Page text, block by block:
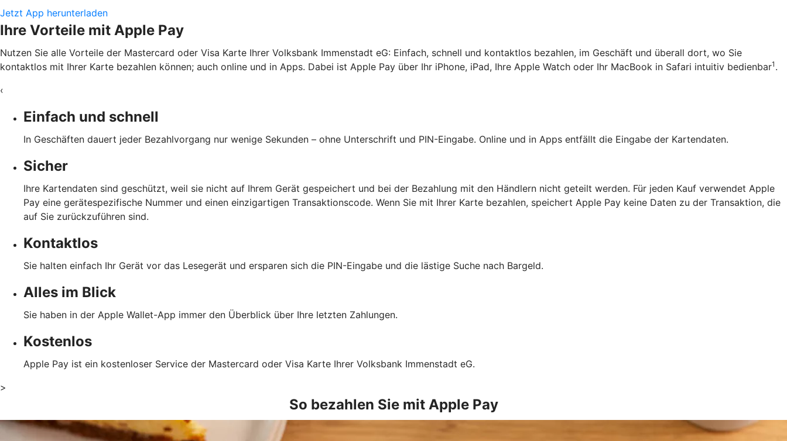
Jetzt App herunterladen
Ihre Vorteile mit Apple Pay
Nutzen Sie alle Vorteile der Mastercard oder Visa Karte Ihrer Volksbank Immenstadt eG: Einfach, schnell und kontaktlos bezahlen, im Geschäft und überall dort, wo Sie
kontaktlos mit Ihrer Karte bezahlen können; auch online und in Apps. Dabei ist Apple Pay über Ihr iPhone, iPad, Ihre Apple Watch oder Ihr MacBook in Safari intuitiv bedienbar1 .
‹
Einfach und schnell
In Geschäften dauert jeder Bezahlvorgang nur wenige Sekunden – ohne Unterschrift und PIN-Eingabe. Online und in Apps entfällt die Eingabe der Kartendaten.
Sicher
Ihre Kartendaten sind geschützt, weil sie nicht auf Ihrem Gerät gespeichert und bei der Bezahlung mit den Händlern nicht geteilt werden. Für jeden Kauf verwendet Apple
Pay eine gerätespezifische Nummer und einen einzigartigen Transaktionscode. Wenn Sie mit Ihrer Karte bezahlen, speichert Apple Pay keine Daten zu der Transaktion, die
auf Sie zurückzuführen sind.
Kontaktlos
Sie halten einfach Ihr Gerät vor das Lesegerät und ersparen sich die PIN-Eingabe und die lästige Suche nach Bargeld.
Alles im Blick
Sie haben in der Apple Wallet-App immer den Überblick über Ihre letzten Zahlungen.
Kostenlos
Apple Pay ist ein kostenloser Service der Mastercard oder Visa Karte Ihrer Volksbank Immenstadt eG.
>
So bezahlen Sie mit Apple Pay